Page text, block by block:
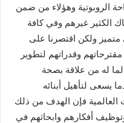
الروبوتية وهؤلاء من ضمن
الكثير غيرهم وفي كافة
ولكن اقتصرنا على
وقدراتهم لتطوير
له من علاقة بصحة
يسعى لتأهيل أبنائه
العالمية فإن الهدف من ذلك
وتوظيف أفكارهم وابحاثهم في